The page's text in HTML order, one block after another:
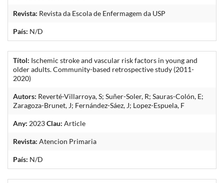
Revista: Revista da Escola de Enfermagem da USP
País: N/D
Títol: Ischemic stroke and vascular risk factors in young and
older adults. Community-based retrospective study (2011-
2020)
Autors: Reverté-Villarroya, S; Suñer-Soler, R; Sauras-Colón, E;
Zaragoza-Brunet, J; Fernández-Sáez, J; Lopez-Espuela, F
Any: 2023Clau: Article
Revista: Atencion Primaria
País: N/D